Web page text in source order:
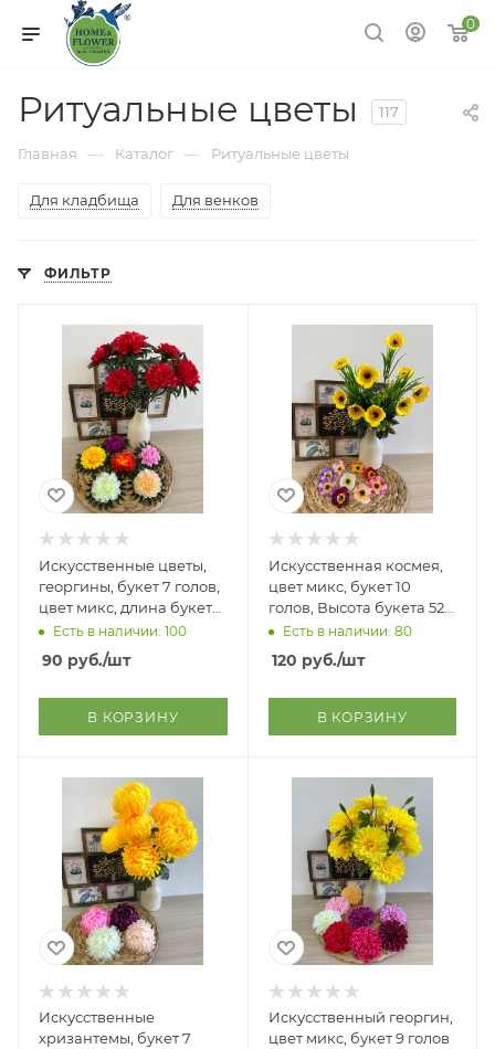
0
Ритуальные цветы 117
Главная — Каталог — Ритуальные цветы
Для кладбища Для венков
ФИЛЬТР
Искусственные цветы,
георгины, букет 7 голов,
цвет микс, длина букета
50 см, упаковка 20 шт
Есть в наличии: 100
90 руб./шт
В КОРЗИНУ
Искусственная космея,
цвет микс, букет 10
голов, Высота букета 52
смЕсть в наличии: 80
120 руб./шт
В КОРЗИНУ
Искусственные
хризантемы, букет 7
Искусственный георгин,
цвет микс, букет 9 голов